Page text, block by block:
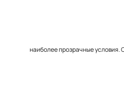
наиболее прозрачные